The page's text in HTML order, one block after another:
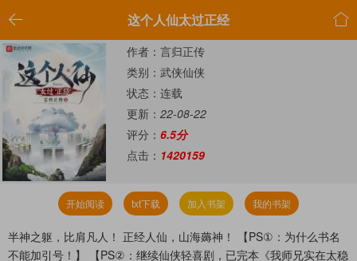
 这个人仙太过正经 
作者：言归正传
类别：武侠仙侠
状态：连载
更新：22-08-22
评分：6.5分
点击： 1420159
开始阅读 txt下载 加入书架 我的书架
半神之躯，比肩凡人！ 正经人仙，山海薅神！ 【PS①：为什么书名
不能加引号！】 【PS②：继续仙侠轻喜剧，已完本《我师兄实在太稳